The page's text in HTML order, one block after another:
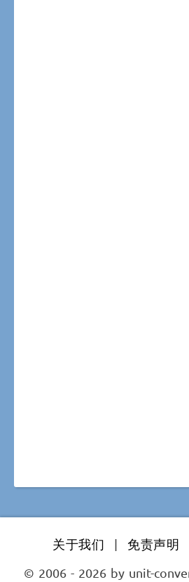
关于我们 | 免责声明
© 2006 - 2026 by unit-